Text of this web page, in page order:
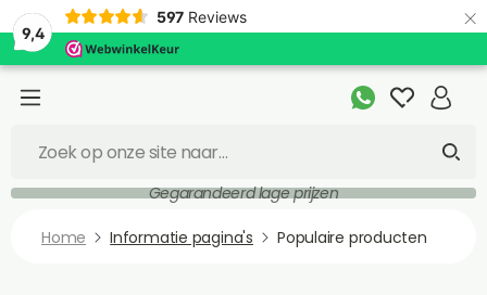
9,4
597 Reviews ×
Gegarandeerd lage prijzen
Home Informatie pagina's Populaire producten